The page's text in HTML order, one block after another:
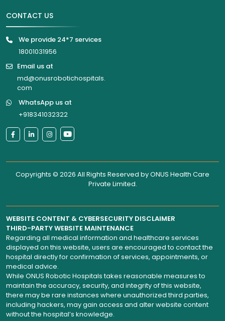
CONTACT US
We provide 24*7 services
18001031956
Email us at
md@onusrobotichospitals.
com
WhatsApp us at
+918341032322
Copyrights © 2026 All Rights Reserved byONUS Health Care
Private Limited.
WEBSITE CONTENT & CYBERSECURITY DISCLAIMER
THIRD-PARTY WEBSITE MAINTENANCE
Regarding all medical information and healthcare services
displayed on this website, users are encouraged to contact the
hospital directly for confirmation of services, appointments, or
medical advice.
While ONUS Robotic Hospitals takes reasonable measures to
maintain the accuracy, security, and integrity of this website,
there may be rare instances where unauthorized third parties,
including hackers, may gain access and alter website content
without the hospital’s knowledge.